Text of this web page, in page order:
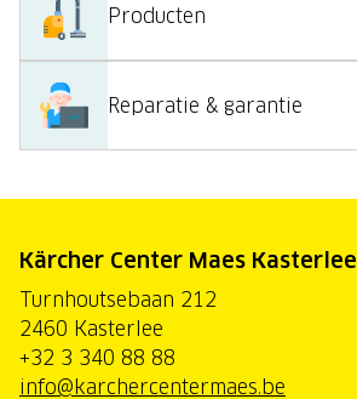
Producten
Reparatie & garantie
Kärcher Center Maes Kasterlee
Turnhoutsebaan 212
2460 Kasterlee
+32 3 340 88 88
info@karchercentermaes.be